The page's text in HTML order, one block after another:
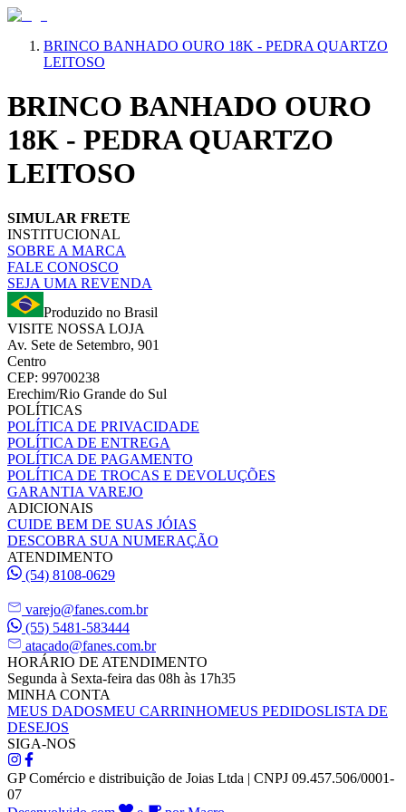
BRINCO BANHADO OURO 18K - PEDRA QUARTZO
LEITOSO
BRINCO BANHADO OURO
18K - PEDRA QUARTZO
LEITOSO
SIMULAR FRETE
INSTITUCIONAL
SOBRE A MARCA
FALE CONOSCO
SEJA UMA REVENDA
Produzido no Brasil
VISITE NOSSA LOJA
Av. Sete de Setembro, 901
Centro
CEP: 99700238
Erechim/Rio Grande do Sul
POLÍTICAS
POLÍTICA DE PRIVACIDADE
POLÍTICA DE ENTREGA
POLÍTICA DE PAGAMENTO
POLÍTICA DE TROCAS E DEVOLUÇÕES
GARANTIA VAREJO
ADICIONAIS
CUIDE BEM DE SUAS JÓIAS
DESCOBRA SUA NUMERAÇÃO
ATENDIMENTO
(54) 8108-0629
varejo@fanes.com.br
(55) 5481-583444
atacado@fanes.com.br
HORÁRIO DE ATENDIMENTO
Segunda à Sexta-feira das 08h às 17h35
MINHA CONTA
MEUS DADOSMEU CARRINHOMEUS PEDIDOSLISTA DE
DESEJOS
SIGA-NOS
GP Comércio e distribuição de Joias Ltda | CNPJ 09.457.506/0001-
07